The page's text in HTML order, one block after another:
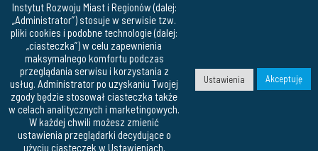
Instytut Rozwoju Miast i Regionów (dalej:
„Administrator”) stosuje w serwisie tzw.
pliki cookies i podobne technologie (dalej:
„ciasteczka”) w celu zapewnienia
maksymalnego komfortu podczas
przeglądania serwisu i korzystania z
usług. Administrator po uzyskaniu Twojej
zgody będzie stosował ciasteczka także
w celach analitycznych i marketingowych.
W każdej chwili możesz zmienić
ustawienia przeglądarki decydujące o
użyciu ciasteczek w Ustawieniach.
Ustawienia Akceptuję